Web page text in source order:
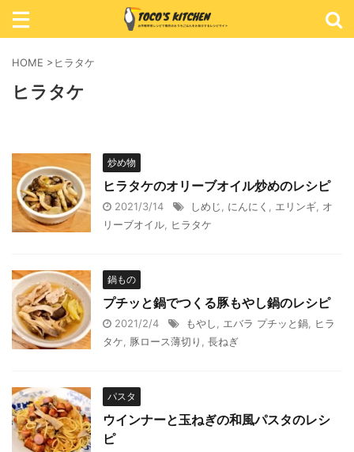
レシピ検索
カテゴリ検索
おかず
軽食
HOME >ヒラタケ
ヒラタケ
炒め物
ヒラタケのオリーブオイル炒めのレシピ
2021/3/14 しめじ にんにく エリンギ オ
リーブオイル
ヒラタケ
鍋もの
プチッと鍋でつくる豚もやし鍋のレシピ
2021/2/4 もやし エバラ プチッと鍋
ヒラ
タケ
豚ロース薄切り 長ねぎ
パスタ
ウインナーと玉ねぎの和風パスタのレシ
ピ